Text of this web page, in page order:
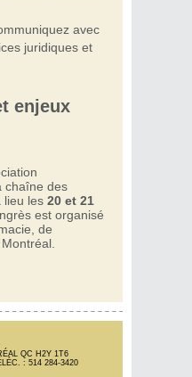
avec
juridiques et
enjeux
chaîne des
lieu les 20 et 21
est organisé
de
QC H2Y 1T6
: 514 284-3420